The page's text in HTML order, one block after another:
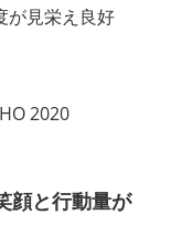
が見栄え良好
2020
顔と行動量が